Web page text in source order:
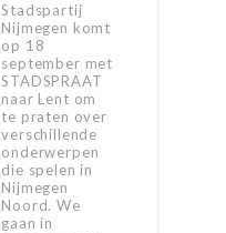
Stadspartij
Nijmegen komt
op 18
september met
STADSPRAAT
naar Lent om
te praten over
verschillende
onderwerpen
die spelen in
Nijmegen
Noord. We
gaan in